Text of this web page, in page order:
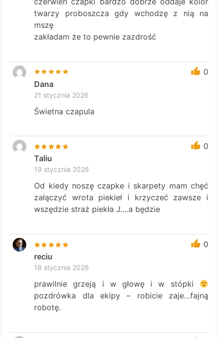
twarzy proboszcza gdy wchodzę z nią na
mszę
zakładam że to pewnie zazdrość
0
Dana
21 stycznia 2026
Świetna czapula
0
Taliu
19 stycznia 2026
Od kiedy noszę czapke i skarpety mam chęć
załączyć wrota piekieł i krzyczeć zawsze i
wszędzie straż piekła J….a będzie
0
reciu
18 stycznia 2026
prawilnie grzeją i w głowę i w stópki
pozdrówka dla ekipy – robicie zaje…fajną
robotę.